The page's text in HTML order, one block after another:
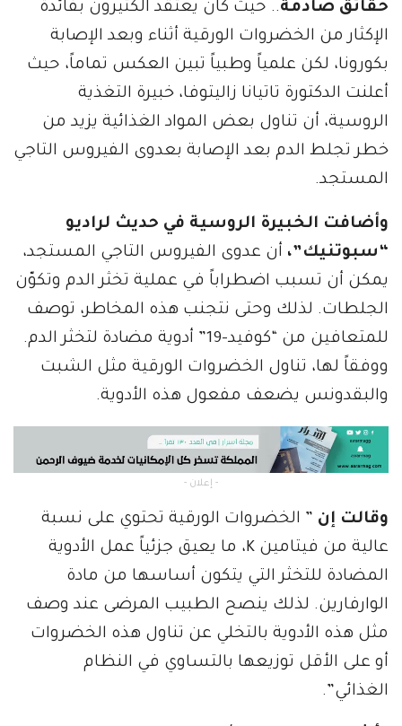
حقائق صادمة.. حيث كان يعتقد الكثيرون بفائدة
الإكثار من الخضروات الورقية أثناء وبعد الإصابة
بكورونا، لكن علمياً وطبياً تبين العكس تماماً، حيث
أعلنت الدكتورة تاتيانا زاليتوفا، خبيرة التغذية
الروسية، أن تناول بعض المواد الغذائية يزيد من
خطر تجلط الدم بعد الإصابة بعدوى الفيروس التاجي
المستجد.
وأضافت الخبيرة الروسية في حديث لراديو
“سبوتنيك”، أن عدوى الفيروس التاجي المستجد،
يمكن أن تسبب اضطراباً في عملية تخثر الدم وتكوّن
الجلطات. لذلك وحتى نتجنب هذه المخاطر، توصف
للمتعافين من “كوفيد-19” أدوية مضادة لتخثر الدم.
ووفقاً لها، تناول الخضروات الورقية مثل الشبت
والبقدونس يضعف مفعول هذه الأدوية.
- إعلان -
وقالت إن ” الخضروات الورقية تحتوي على نسبة
عالية من فيتامين K، ما يعيق جزئياً عمل الأدوية
المضادة للتخثر التي يتكون أساسها من مادة
الوارفارين. لذلك ينصح الطبيب المرضى عند وصف
مثل هذه الأدوية بالتخلي عن تناول هذه الخضروات
أو على الأقل توزيعها بالتساوي في النظام
الغذائي”.